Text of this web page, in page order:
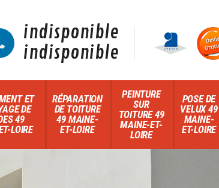
indisponible
indisponible
ET
DE
49
LOIRE
RÉPARATION
DE TOITURE
49 MAINE-
ET-LOIRE
PEINTURE
SUR
TOITURE 49
MAINE-ET-
LOIRE
POSE DE
VELUX 49
MAINE-
ET-LOIRE